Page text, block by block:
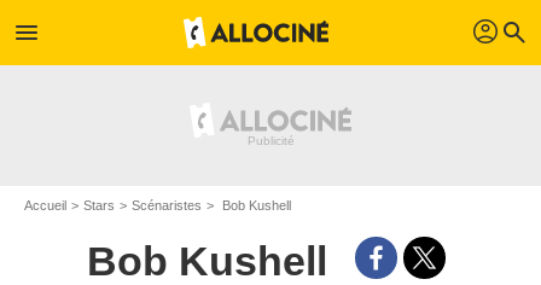
menu profil search
Accueil Stars Scénaristes Bob Kushell
Bob Kushell